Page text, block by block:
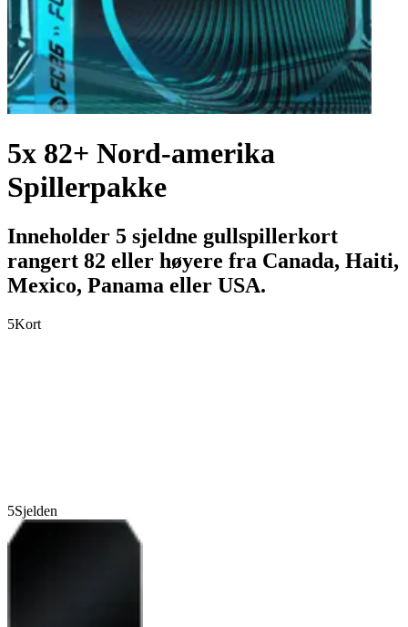
5x 82+ Nord-amerika
Spillerpakke
Inneholder 5 sjeldne gullspillerkort
rangert 82 eller høyere fra Canada, Haiti,
Mexico, Panama eller USA.
5Kort
5Sjelden